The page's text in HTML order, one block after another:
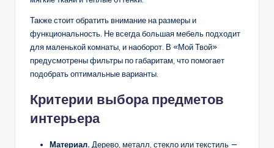
Также стоит обратить внимание на размеры и
функциональность. Не всегда большая мебель подходит
для маленькой комнаты, и наоборот. В «Мой Твой»
предусмотрены фильтры по габаритам, что помогает
подобрать оптимальные варианты.
Критерии выбора предметов
интерьера
Материал. Дерево, металл, стекло или текстиль —